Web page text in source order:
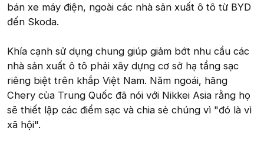
bán xe máy điện, ngoài các nhà sản xuất ô tô từ BYD
đến Skoda.
Khía cạnh sử dụng chung giúp giảm bớt nhu cầu các
nhà sản xuất ô tô phải xây dựng cơ sở hạ tầng sạc
riêng biệt trên khắp Việt Nam. Năm ngoái, hãng
Chery của Trung Quốc đã nói với Nikkei Asia rằng họ
sẽ thiết lập các điểm sạc và chia sẻ chúng vì "đó là vì
xã hội".